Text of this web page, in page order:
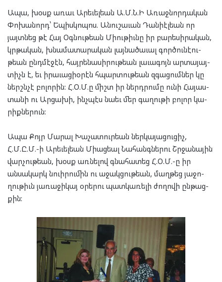
Ապա, խօսք առաւ Արե­ւել­եան Ա.Մ.Ն.Ի Առաջ­նորդական
Փոխանորդ՝ Եպիս­կո­պոս. Անու­շա­ւան Դանի­էլ­եան որ
յայտ­նեց թէ Հայ Օգ­նու­թեան Միու­թիւնը իր բա­րե­սի­րա­կան,
կրթա­կան, խնա­մա­տա­րա­կան լայ­նա­ծա­ւալ գոր­ծու­նէ­ու­
թեան ընդ­մէ­ջէն, հայ­րե­նա­սի­րու­թեան լա­ւա­գոյն ար­տա­յայ­
տիչն է, եւ իրա­ւացի­օ­րէն հպար­տու­թեան զգա­ցում­ներ կը
ներշն­չէ բո­լո­րին: Հ.Օ.Մ.ը միշտ իր ներդ­րու­մը ու­նի Հա­յաս­
տա­նի ու Ար­ցա­խի, ինչ­պէս նա­եւ մեր գա­ղու­թի բո­լոր կա­
րիք­նե­րուն:
Ապա Քոյր Մա­րալ Խա­չա­տուր­եան ներ­կա­յա­ցու­ցիչ,
Հ.Մ.Ը.Մ.-ի Արե­ւել­եան Մի­աց­եալ Նա­հանգ­նե­րու Շրջանա­յին
վար­չու­թ­եան, խօսք առ­նե­լով գնա­հա­տեց Հ.Օ.Մ.-ը իր
անսա­կարկ նուի­րու­մին ու աջակ­ցու­թեան, մաղ­թեց յա­ջո­
ղու­թիւն յա­ռա­ջի­կայ օրե­րու պատ­կա­ռե­լի ժո­ղո­վի ըն­թաց­
քին: